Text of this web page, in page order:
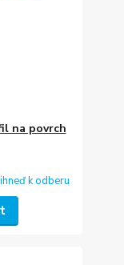
na povrch
ihneď k odberu